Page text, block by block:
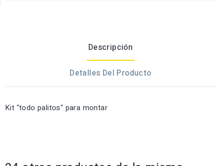
Descripción
Detalles Del Producto
Kit "todo palitos" para montar